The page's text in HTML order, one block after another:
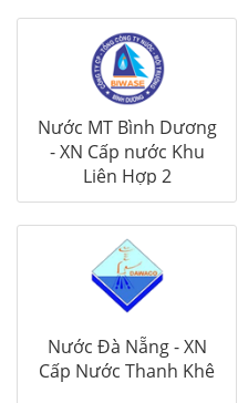
Nước MT Bình Dương
- XN Cấp nước Khu
Liên Hợp 2
Nước Đà Nẵng - XN
Cấp Nước Thanh Khê